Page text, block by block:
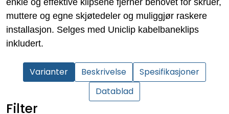
muttere og egne skjøtedeler og muliggjør raskere
installasjon. Selges med Uniclip kabelbaneklips
inkludert.
Varianter Beskrivelse
Spesifikasjoner
Datablad
Filter